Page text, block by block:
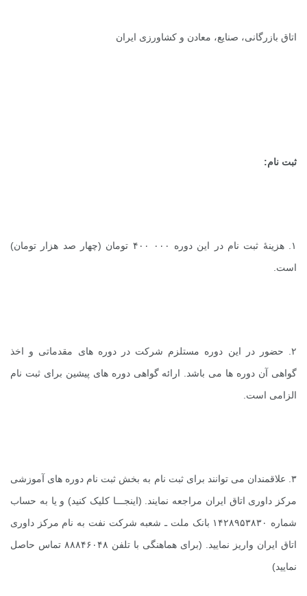
اتاق بازرگانی، صنایع، معادن و کشاورزی ایران
ثبت نام:
۱. هزینۀ ثبت نام در این دوره ۰۰۰ ۴۰۰ تومان (چهار صد هزار تومان)
است.
۲. حضور در این دوره مستلزم شرکت در دوره های مقدماتی و اخذ
گواهی آن دوره ها می باشد. ارائه گواهی دوره های پیشین برای ثبت نام
الزامی است.
۳. علاقمندان می توانند برای ثبت نام به بخش ثبت نام دوره های آموزشی
مرکز داوری اتاق ایران مراجعه نمایند. (اینجـــا کلیک کنید) و یا به حساب
شماره ۱۴۲۸۹۵۳۸۳۰ بانک ملت ـ شعبه شرکت نفت به نام مرکز داوری
اتاق ایران واریز نمایید. (برای هماهنگی با تلفن ۸۸۸۴۶۰۴۸ تماس حاصل
نمایید)